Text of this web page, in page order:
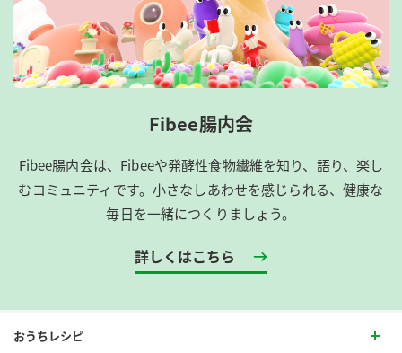
Fibee腸内会
Fibee腸内会は、​Fibeeや発酵性食物繊維を知り、語り、楽し
むコミュニティです。​小さなしあわせを感じられる、健康な
毎日を一緒につくりましょう。
詳しくはこちら
おうちレシピ